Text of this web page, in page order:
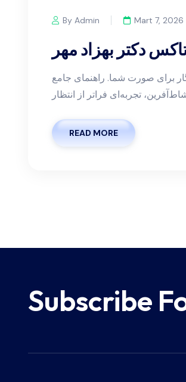
By Admin Mart 7, 2026
دکتر بهزاد مهر
برای صورت شما. راهنمای جامع
READ MORE
Subscribe